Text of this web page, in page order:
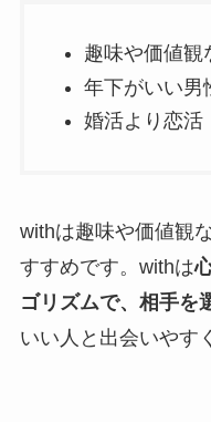
趣味や価値観
年下がいい男
婚活より恋活
withは趣味や価値観
すすめです。withは
ゴリズムで、相手を
いい人と出会いやす